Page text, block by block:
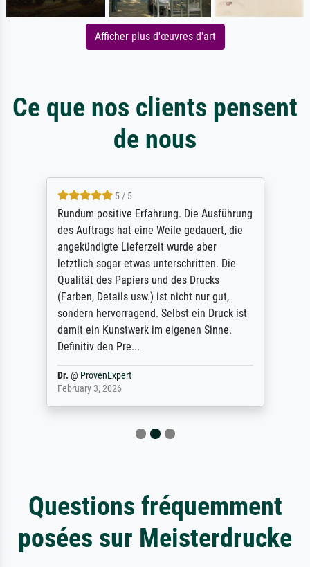
Afficher plus d'œuvres d'art
Ce que nos clients pensent
de nous
5 / 5
Rundum positive Erfahrung. Die Ausführung
des Auftrags hat eine Weile gedauert, die
angekündigte Lieferzeit wurde aber
letztlich sogar etwas unterschritten. Die
Qualität des Papiers und des Drucks
(Farben, Details usw.) ist nicht nur gut,
sondern hervorragend. Selbst ein Druck ist
damit ein Kunstwerk im eigenen Sinne.
Definitiv den Pre...
Dr. @ ProvenExpert
February 3, 2026
Questions fréquemment
posées sur Meisterdrucke